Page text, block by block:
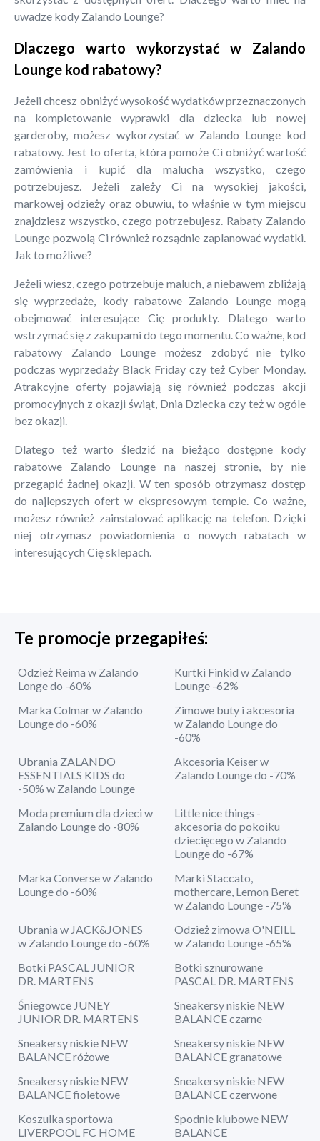
uwadze kody Zalando Lounge?
Dlaczego warto wykorzystać w Zalando
Lounge kod rabatowy?
Jeżeli chcesz obniżyć wysokość wydatków przeznaczonych
na kompletowanie wyprawki dla dziecka lub nowej
garderoby, możesz wykorzystać w Zalando Lounge kod
rabatowy. Jest to oferta, która pomoże Ci obniżyć wartość
zamówienia i kupić dla malucha wszystko, czego
potrzebujesz. Jeżeli zależy Ci na wysokiej jakości,
markowej odzieży oraz obuwiu, to właśnie w tym miejscu
znajdziesz wszystko, czego potrzebujesz. Rabaty Zalando
Lounge pozwolą Ci również rozsądnie zaplanować wydatki.
Jak to możliwe?
Jeżeli wiesz, czego potrzebuje maluch, a niebawem zbliżają
się wyprzedaże, kody rabatowe Zalando Lounge mogą
obejmować interesujące Cię produkty. Dlatego warto
wstrzymać się z zakupami do tego momentu. Co ważne, kod
rabatowy Zalando Lounge możesz zdobyć nie tylko
podczas wyprzedaży Black Friday czy też Cyber Monday.
Atrakcyjne oferty pojawiają się również podczas akcji
promocyjnych z okazji świąt, Dnia Dziecka czy też w ogóle
bez okazji.
Dlatego też warto śledzić na bieżąco dostępne kody
rabatowe Zalando Lounge na naszej stronie, by nie
przegapić żadnej okazji. W ten sposób otrzymasz dostęp
do najlepszych ofert w ekspresowym tempie. Co ważne,
możesz również zainstalować aplikację na telefon. Dzięki
niej otrzymasz powiadomienia o nowych rabatach w
interesujących Cię sklepach.
Te promocje przegapiłeś:
Odzież Reima w Zalando
Longe do -60%
Kurtki Finkid w Zalando
Lounge -62%
Marka Colmar w Zalando
Lounge do -60%
Zimowe buty i akcesoria
w Zalando Lounge do
-60%
Ubrania ZALANDO
ESSENTIALS KIDS do
-50% w Zalando Lounge
Akcesoria Keiser w
Zalando Lounge do -70%
Moda premium dla dzieci w
Zalando Lounge do -80%
Little nice things -
akcesoria do pokoiku
dziecięcego w Zalando
Lounge do -67%
Marka Converse w Zalando
Lounge do -60%
Marki Staccato,
mothercare, Lemon Beret
w Zalando Lounge -75%
Ubrania w JACK&JONES
w Zalando Lounge do -60%
Odzież zimowa O'NEILL
w Zalando Lounge -65%
Botki PASCAL JUNIOR
DR. MARTENS
Botki sznurowane
PASCAL DR. MARTENS
Śniegowce JUNEY
JUNIOR DR. MARTENS
Sneakersy niskie NEW
BALANCE czarne
Sneakersy niskie NEW
BALANCE różowe
Sneakersy niskie NEW
BALANCE granatowe
Sneakersy niskie NEW
BALANCE fioletowe
Sneakersy niskie NEW
BALANCE czerwone
Koszulka sportowa
LIVERPOOL FC HOME
Spodnie klubowe NEW
BALANCE